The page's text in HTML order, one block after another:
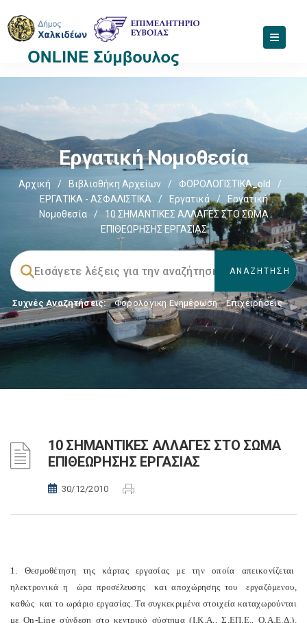
Εργατική Νομοθεσία
Αρχική / Βιβλιοθήκη Αρχείων / ΦΟΡΟΛΟΓΙΣΤΙΚΑ_old
/
ΕΡΓΑΤΙΚΑ - ΑΣΦΑΛΙΣΤΙΚΑ
/ Εργατικά /
Εργατική
Νομοθεσία
/
10 ΣΗΜΑΝΤΙΚΕΣ ΑΛΛΑΓΕΣ ΣΤΟ ΣΩΜΑ
ΕΠΙΘΕΩΡΗΣΗΣ ΕΡΓΑΣΙΑΣ
Συχνές Αναζητήσεις: Φορολογικη Ενημέρωση, Επιχειρήσεις
10 ΣΗΜΑΝΤΙΚΕΣ ΑΛΛΑΓΕΣ ΣΤΟ ΣΩΜΑ
ΕΠΙΘΕΩΡΗΣΗΣ ΕΡΓΑΣΙΑΣ
30/12/2010
1. Θεσμοθέτηση της κάρτας εργασίας με την οποία απεικονίζεται
ηλεκτρονικά η ώρα προσέλευσης και αποχώρησης του εργαζόμενου,
καθώς και το ωράριο εργασίας. Τα συγκεκριμένα στοιχεία καταχωρούνται
με On-Line σύνδεση στο κεντρικό σύστημα (Ι.Κ.Α., Σ.ΕΠ.Ε., Ο.Α.Ε.Δ.).